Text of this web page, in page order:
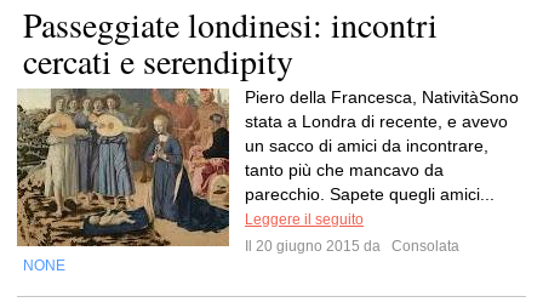
Passeggiate londinesi: incontri
cercati e serendipity
Piero della Francesca, NativitàSono
stata a Londra di recente, e avevo
un sacco di amici da incontrare,
tanto più che mancavo da
parecchio. Sapete quegli amici...
Leggere il seguito
Il 20 giugno 2015 da
Consolata
NONE